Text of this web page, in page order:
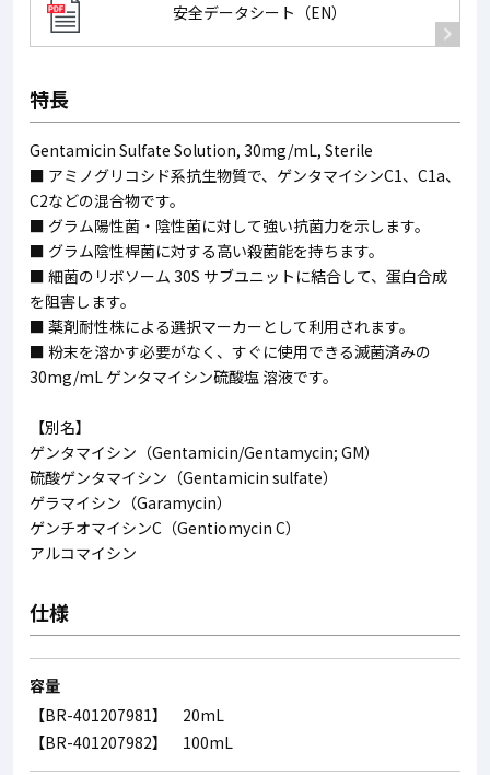
安全データシート（EN）
特長
Gentamicin Sulfate Solution, 30mg/mL, Sterile
■ アミノグリコシド系抗生物質で、ゲンタマイシンC1、C1a、
C2などの混合物です。
■ グラム陽性菌・陰性菌に対して強い抗菌力を示します。
■ グラム陰性桿菌に対する高い殺菌能を持ちます。
■ 細菌のリボソーム 30S サブユニットに結合して、蛋白合成
を阻害します。
■ 薬剤耐性株による選択マーカーとして利用されます。
■ 粉末を溶かす必要がなく、すぐに使用できる滅菌済みの
30mg/mL ゲンタマイシン硫酸塩 溶液です。
【別名】
ゲンタマイシン（Gentamicin/Gentamycin; GM）
硫酸ゲンタマイシン（Gentamicin sulfate）
ゲラマイシン（Garamycin）
ゲンチオマイシンC（Gentiomycin C）
アルコマイシン
仕様
容量
【BR-401207981】 20mL
【BR-401207982】 100mL